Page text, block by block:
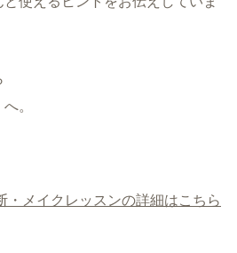
。
・メイクレッスンの詳細はこちら